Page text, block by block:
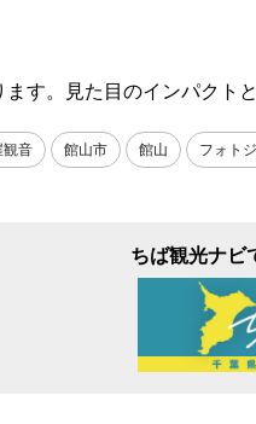
す。見た目のインパクト
観音 館山市 館山 フォト
ちば観光ナビ